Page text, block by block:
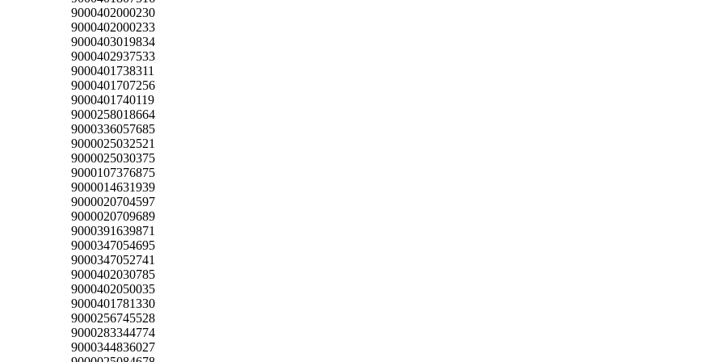
9000402000230
9000402000233
9000403019834
9000402937533
9000401738311
9000401707256
9000401740119
9000258018664
9000336057685
9000025032521
9000025030375
9000107376875
9000014631939
9000020704597
9000020709689
9000391639871
9000347054695
9000347052741
9000402030785
9000402050035
9000401781330
9000256745528
9000283344774
9000344836027